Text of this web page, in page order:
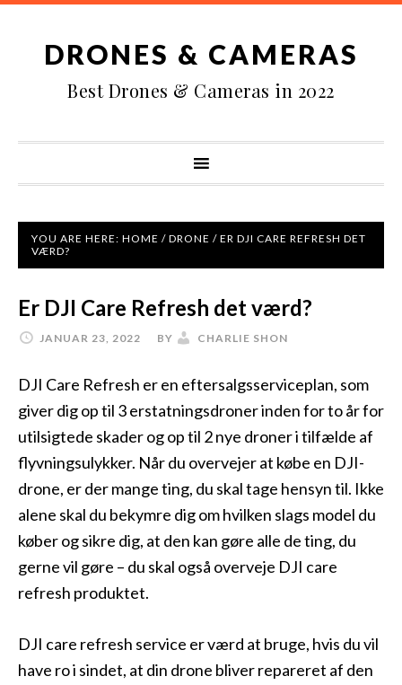
DRONES & CAMERAS
Best Drones & Cameras in 2022
YOU ARE HERE: HOME / DRONE / ER DJI CARE REFRESH DET
VÆRD?
Er DJI Care Refresh det værd?
JANUAR 23, 2022 BY CHARLIE SHON
DJI Care Refresh er en eftersalgsserviceplan, som
giver dig op til 3 erstatningsdroner inden for to år for
utilsigtede skader og op til 2 nye droner i tilfælde af
flyvningsulykker. Når du overvejer at købe en DJI-
drone, er der mange ting, du skal tage hensyn til. Ikke
alene skal du bekymre dig om hvilken slags model du
køber og sikre dig, at den kan gøre alle de ting, du
gerne vil gøre – du skal også overveje DJI care
refresh produktet.
DJI care refresh service er værd at bruge, hvis du vil
have ro i sindet, at din drone bliver repareret af den